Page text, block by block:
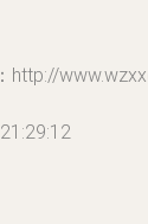
http://